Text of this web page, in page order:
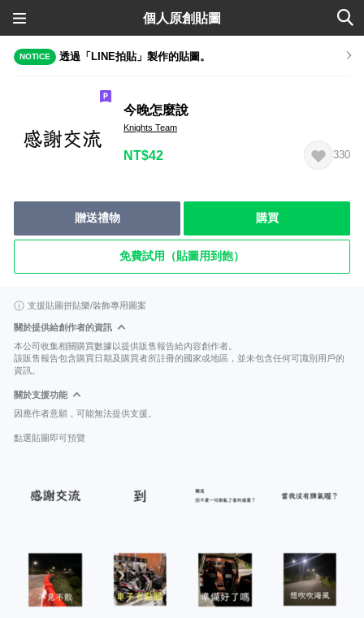
個人原創貼圖
NOTICE 透過「LINE拍貼」製作的貼圖。
今晚怎麼說
Knights Team
NT$42 330
贈送禮物 購買
免費試用（貼圖用到飽）
支援貼圖拼貼樂/裝飾專用圖案
關於提供給創作者的資訊
本公司收集相關購買數據以提供販售報告給內容創作者。
該販售報告包含購買日期及購買者所註冊的國家或地區，並未包含任何可識別用戶的
資訊。
關於支援功能
因應作者意願，可能無法提供支援。
點選貼圖即可預覽